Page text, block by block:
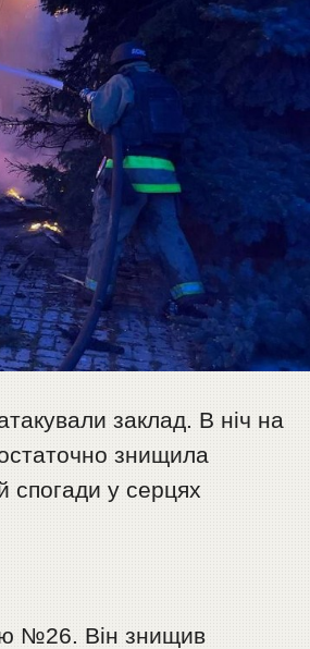
заклад. В ніч на
знищила
спогади у серцях
№26. Він знищив